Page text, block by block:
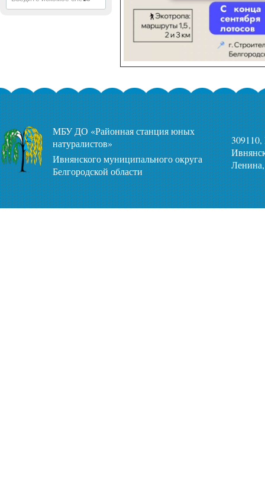
МБУ ДО «Районная станция юных
натуралистов»
Ивнянского муниципального округа
Белгородской области
309110,